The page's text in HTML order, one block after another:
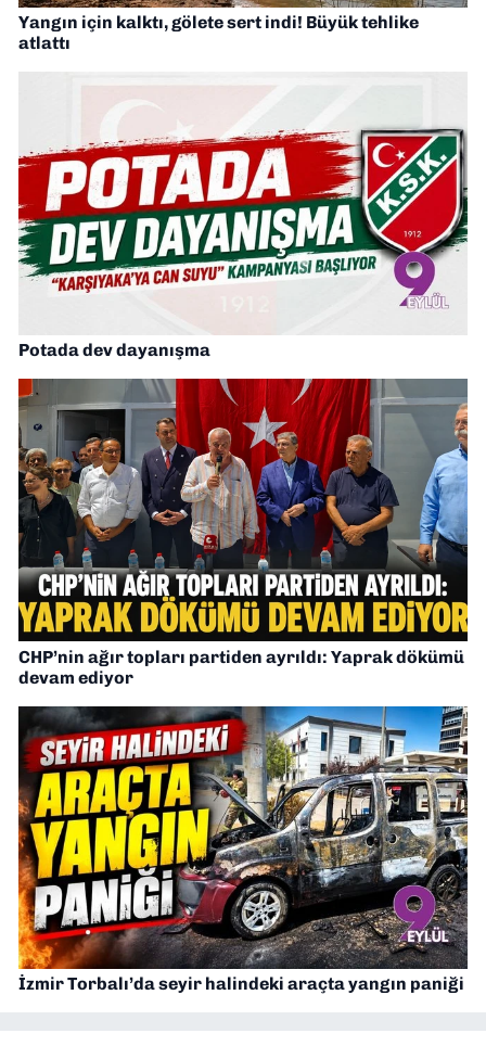
Yangın için kalktı, gölete sert indi! Büyük tehlike
atlattı
Potada dev dayanışma
CHP’nin ağır topları partiden ayrıldı: Yaprak dökümü
devam ediyor
İzmir Torbalı’da seyir halindeki araçta yangın paniği